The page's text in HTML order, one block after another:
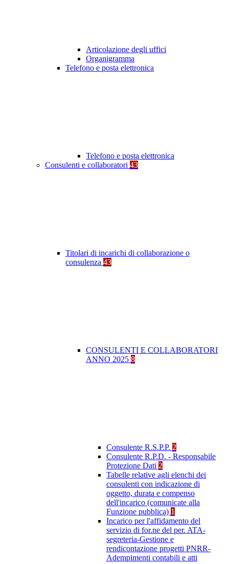
Articolazione degli uffici
Organigramma
Telefono e posta elettronica
Telefono e posta elettronica
Consulenti e collaboratori 43
Titolari di incarichi di collaborazione o
consulenza 43
CONSULENTI E COLLABORATORI
ANNO 2025 8
Consulente R.S.P.P. 2
Consulente R.P.D. - Responsabile
Protezione Dati 2
Tabelle relative agli elenchi dei
consulenti con indicazione di
oggetto, durata e compenso
dell'incarico (comunicate alla
Funzione pubblica) 1
Incarico per l'affidamento del
servizio di for.ne del per. ATA-
segreteria-Gestione e
rendicontazione progetti PNRR-
Adempimenti contabili e atti